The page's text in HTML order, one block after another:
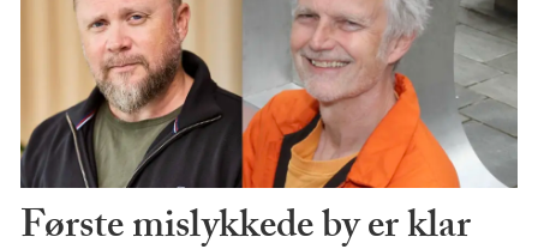
Første mislykkede by er klar